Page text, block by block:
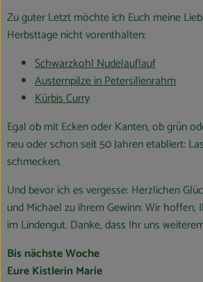
Zu guter Letzt möchte ich Euch meine
Herbsttage nicht vorenthalten:
Schwarzkohl Nudelauflauf
Austernpilze in Petersilienrahm
Kürbis Curry
Egal ob mit Ecken oder Kanten, ob grün
neu oder schon seit 50 Jahren etabliert:
schmecken.
Und bevor ich es vergesse: Herzlichen
und Michael zu ihrem Gewinn: Wir
im Lindengut. Danke, dass Ihr uns
Bis nächste Woche
Eure Kistlerin Marie